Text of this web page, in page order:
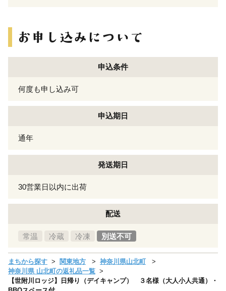
申込条件
何度も申し込み可
申込期日
通年
発送期日
30営業日以内に出荷
配送
常温 冷蔵 冷凍 別送不可
まちから探す 関東地方
神奈川県山北町
神奈川県 山北町の返礼品一覧
【世附川ロッジ】日帰り（デイキャンプ） ３名様（大人小人共通）・